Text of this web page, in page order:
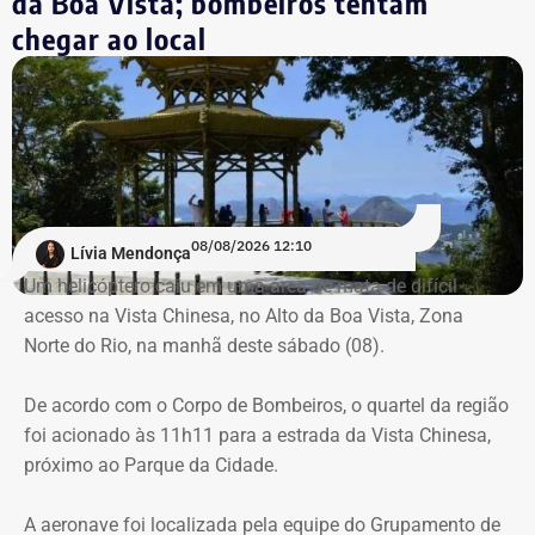
Trecho da argumentação da prefeitura de Búzios sobre a respeito da morte
de uma criança de 2 anos — Foto: Reprodução.
criança de 2 anos — Foto: Reprodução.
O pedido de Búzios à Justiça
localizados pela equipe do Grupamento de Operações
Aéreas.
Há registro de fogo na região, e militares especializados
em combate a incêndios florestais também foram
mobilizados.
Para dar apoio às buscas do Corpo de Bombeiros, o
ICMBio informou que um pequeno e restrito trecho da
Estrada da Vista Chinesa, em frente ao pagode chinês da
Vista Chinesa, foi interditado. A Vista Chinesa fica dentro
do Parque Nacional da Tijuca
chegar ao local
Lívia Mendonça08/08/2026 12:10
Um helicóptero caiu em uma área de mata de difícil
acesso na Vista Chinesa, no Alto da Boa Vista, Zona
Norte do Rio, na manhã deste sábado (08).
De acordo com o Corpo de Bombeiros, o quartel da região
foi acionado às 11h11 para a estrada da Vista Chinesa,
próximo ao Parque da Cidade.
A aeronave foi localizada pela equipe do Grupamento de